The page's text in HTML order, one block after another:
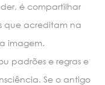
é compartilhar
que acreditam na
imagem.
padrões e regras e
Se o antigo